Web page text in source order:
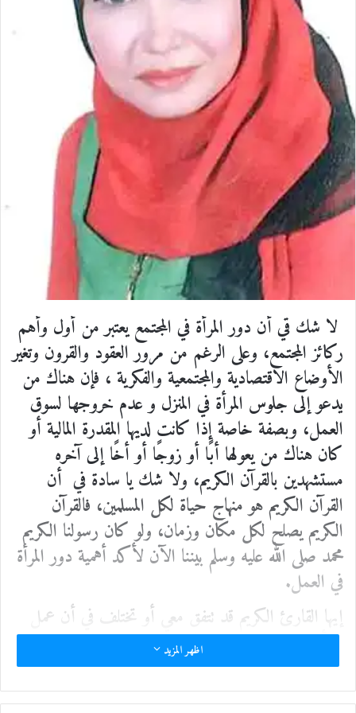
لا شك قي أن دور المرأة في المجتمع يعتبر من أول وأهم
ركائز المجتمع، وعلى الرغم من مرور العقود والقرون وتغير
الأوضاع الاقتصادية والمجتمعية والفكرية ، فإن هناك من
يدعو إلى جلوس المرأة في المنزل و عدم خروجها لسوق
العمل، وبصفة خاصة إذا كانت لديها المقدرة المالية أو
كان هناك من يعولها أبًا أو زوجًا أو أخًا إلى آخره
مستشهدين بالقرآن الكريم، ولا شك يا سادة في أن
القرآن الكريم هو منهاج حياة لكل المسلمين، فالقرآن
الكريم يصلح لكل مكان وزمان، ولو كان رسولنا الكريم
محمد صلى الله عليه وسلم بيننا الآن لأكد أهمية دور المرأة
في العمل.
إيها القارئ الكريم قد تتفق معي أو تختلف في أن عمل
المرأة ليس الهدف منه الكسب المادي فقط، بل
الكسب المعنوي أيضا خاصة في ظل التغيرات السريعة
والمتلاحقة، فخروج المرأة للعمل يعتبر من ضروريات
اظهر المزيد